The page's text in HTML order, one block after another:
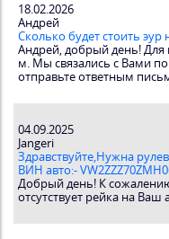
18.02.2026
Андрей
Сколько будет стоить эур
Андрей, добрый день!
м. Мы связались с Вами
отправьте ответным
04.09.2025
Jangeri
Здравствуйте,Нужна
ВИН авто:-
Добрый день! К
отсутствует рейка на Ваш